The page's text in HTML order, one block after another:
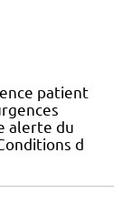
patient
alerte du
d